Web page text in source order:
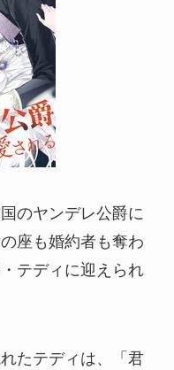
のヤンデレ公爵に
座も婚約者も奪わ
テディに迎えられ
たテディは、「君